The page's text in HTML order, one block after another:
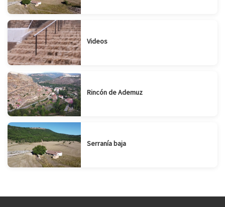
Videos
Rincón de Ademuz
Serranía baja